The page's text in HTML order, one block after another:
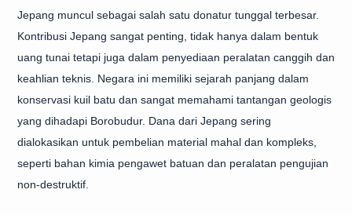
Jepang muncul sebagai salah satu donatur tunggal terbesar.
Kontribusi Jepang sangat penting, tidak hanya dalam bentuk
uang tunai tetapi juga dalam penyediaan peralatan canggih dan
keahlian teknis. Negara ini memiliki sejarah panjang dalam
konservasi kuil batu dan sangat memahami tantangan geologis
yang dihadapi Borobudur. Dana dari Jepang sering
dialokasikan untuk pembelian material mahal dan kompleks,
seperti bahan kimia pengawet batuan dan peralatan pengujian
non-destruktif.